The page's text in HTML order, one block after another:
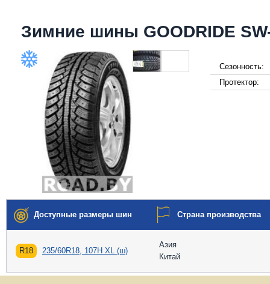
Зимние шины GOODRIDE
Сезонность:
Протектор:
Доступные размеры шин Страна производства
R18 235/60R18, 107H XL (ш)
Азия
Китай